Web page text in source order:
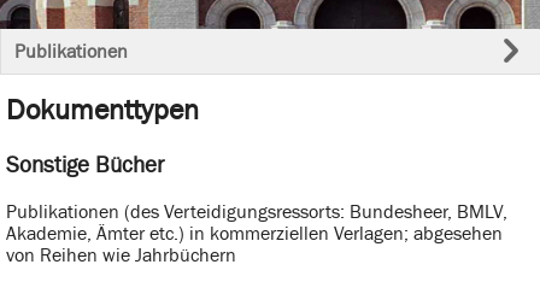
Publikationen
Dokumenttypen
Sonstige Bücher
Publikationen (des Verteidigungsressorts: Bundesheer, BMLV,
Akademie, Ämter etc.) in kommerziellen Verlagen; abgesehen
von Reihen wie Jahrbüchern